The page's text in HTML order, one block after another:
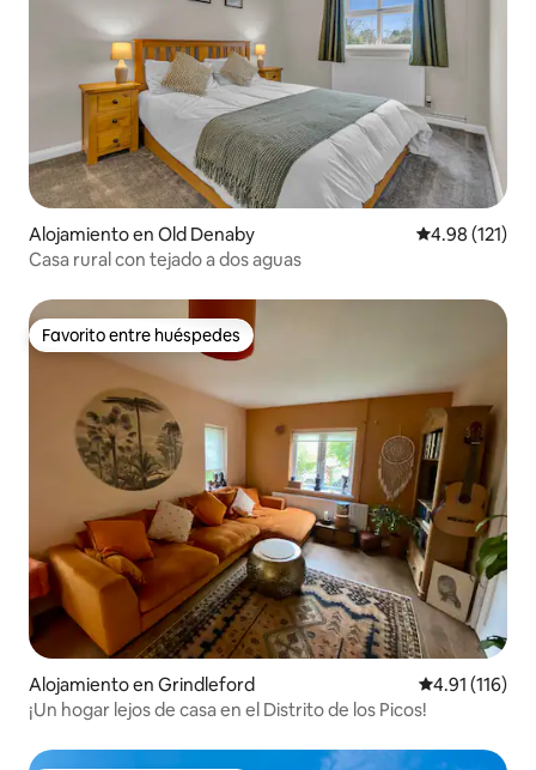
Alojamiento en Old Denaby Calificación
4.98 (121)
Casa rural con tejado a dos aguas
Favorito entre huéspedes
Favorito entre huéspedes
Alojamiento en Grindleford Calificación
4.91 (116)
¡Un hogar lejos de casa en el Distrito de los Picos!